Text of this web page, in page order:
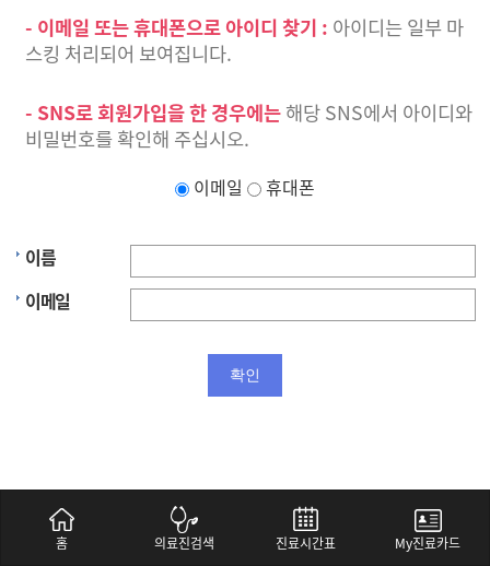
- 이메일 또는 휴대폰으로 아이디 찾기 : 아이디는 일부 마
스킹 처리되어 보여집니다.
- SNS로 회원가입을 한 경우에는 해당 SNS에서 아이디와
비밀번호를 확인해 주십시오.
이메일 휴대폰
이름
이메일
홈 의료진검색 진료시간표 My진료카드